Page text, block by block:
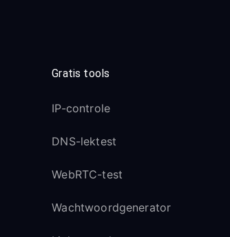
Gratis tools
IP-controle
DNS-lektest
WebRTC-test
Wachtwoordgenerator